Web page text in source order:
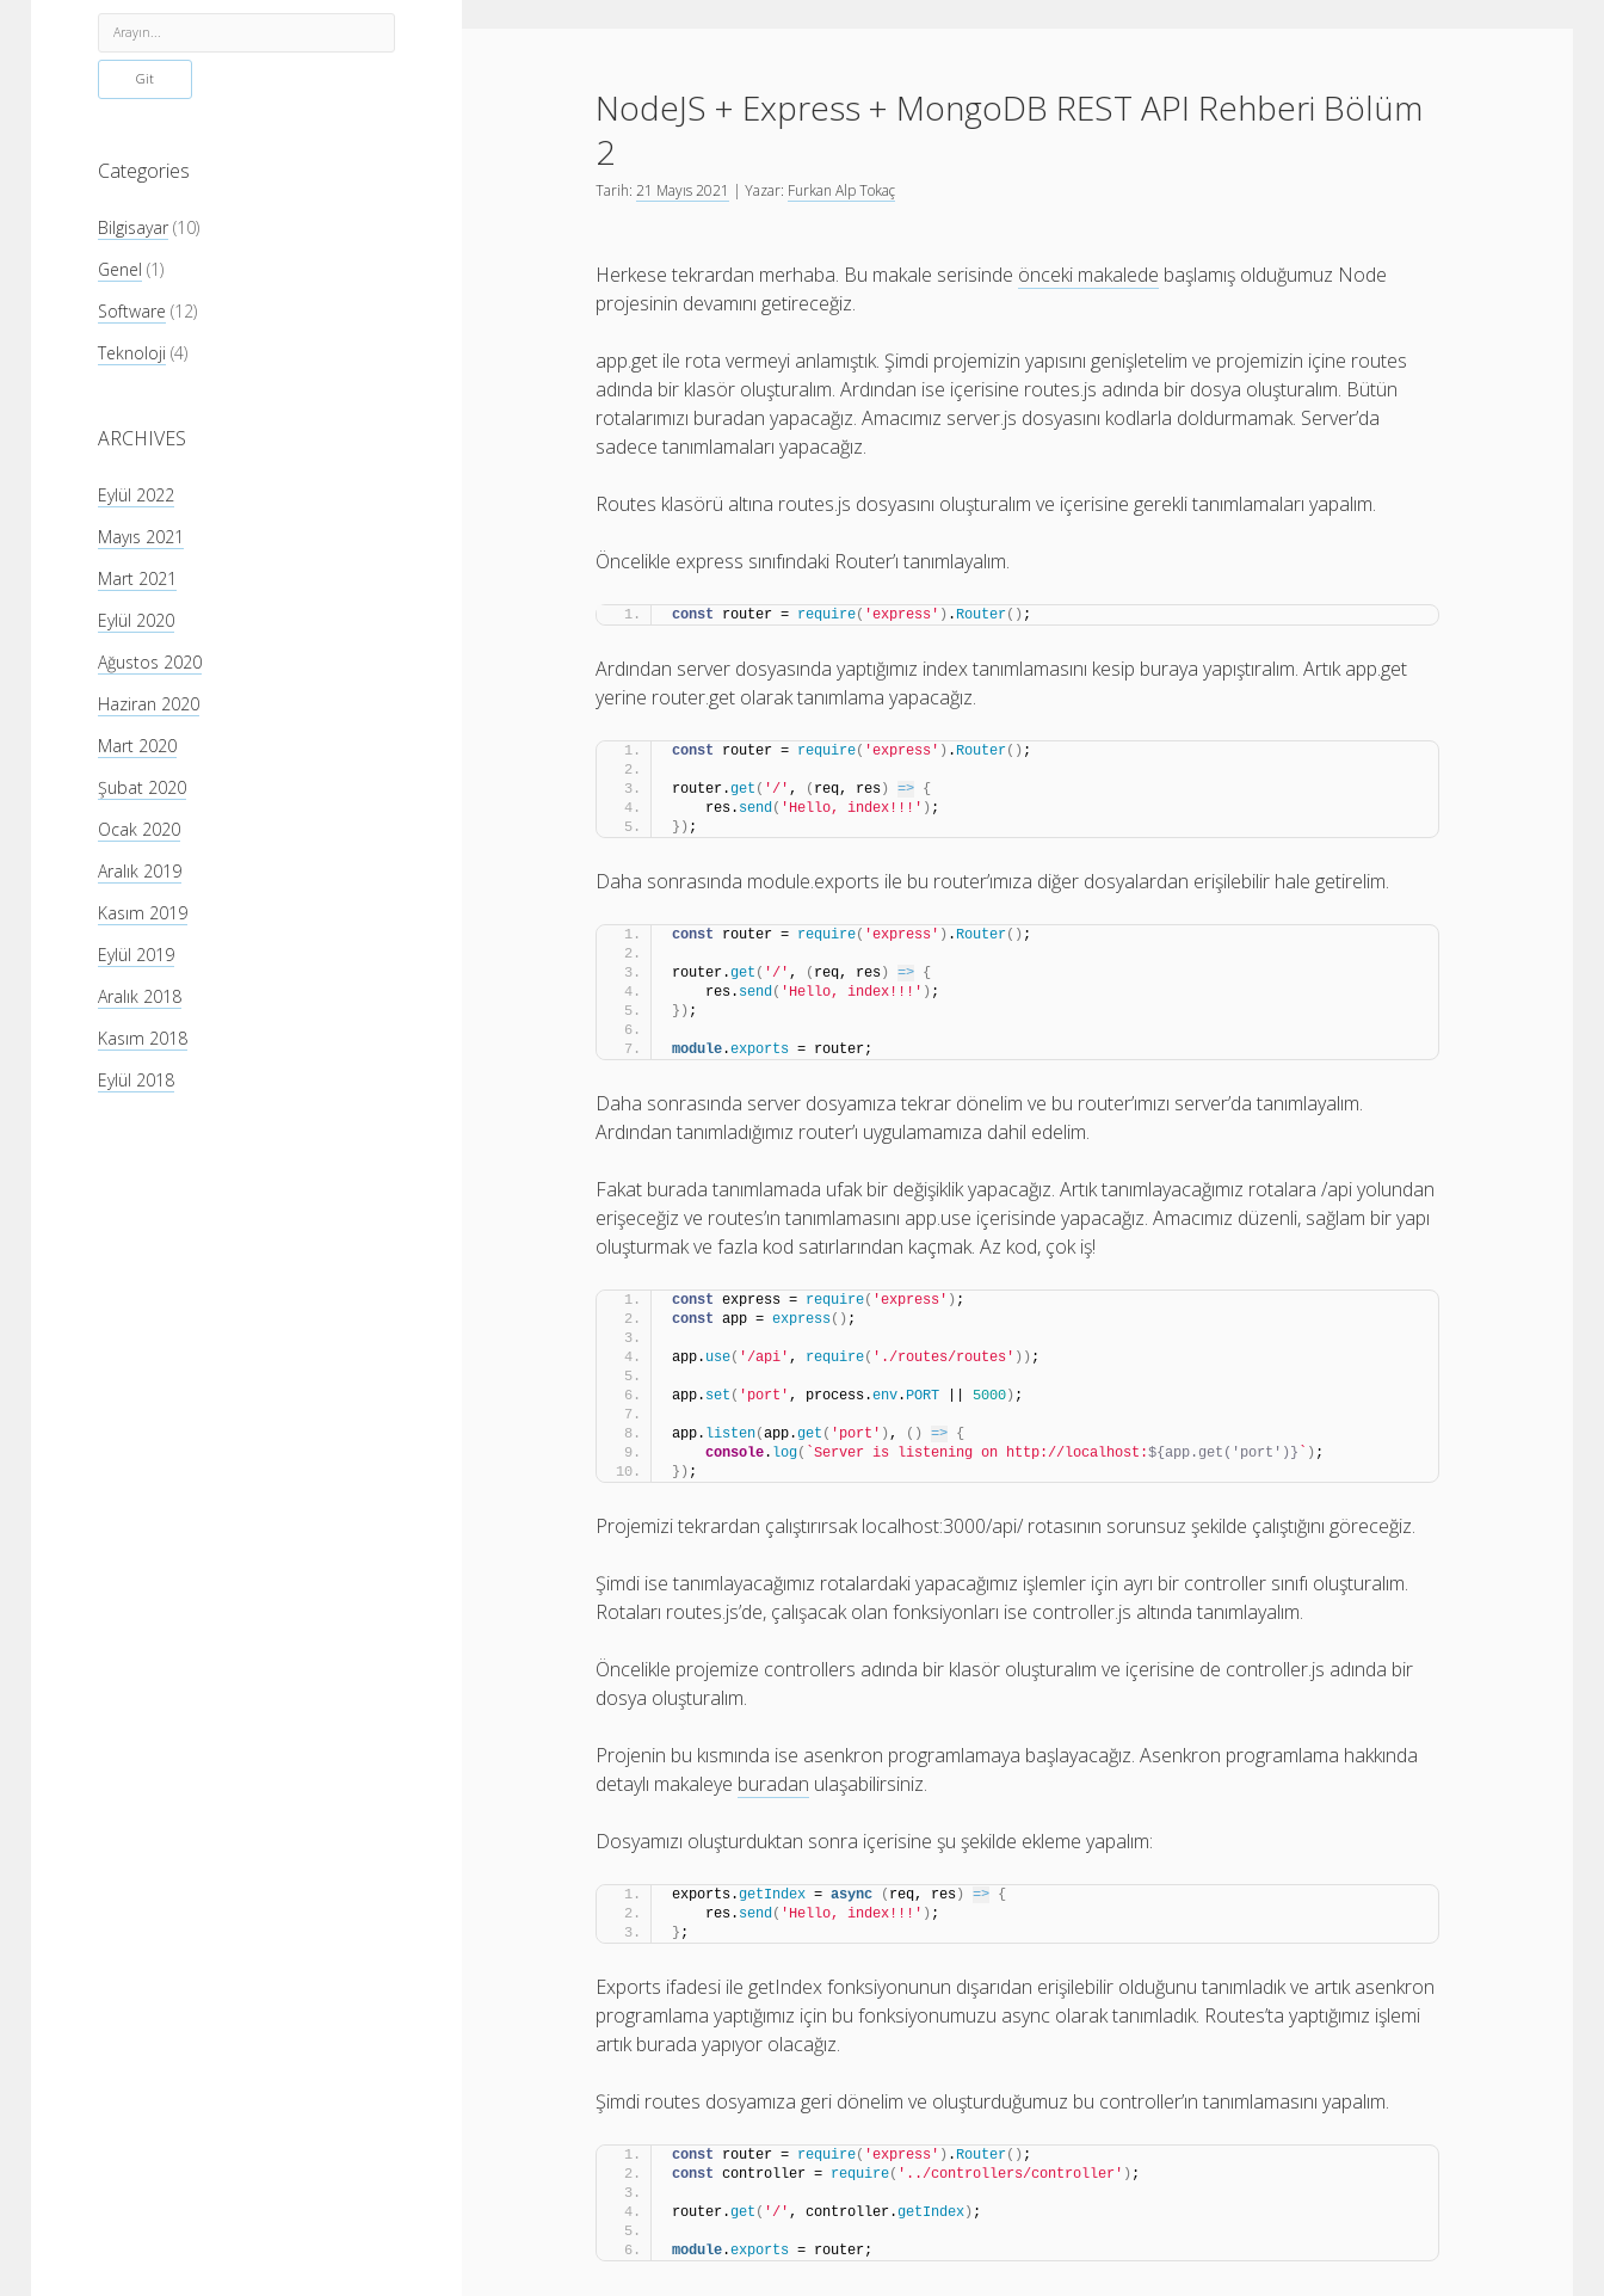
Menü
Ara
Categories
Bilgisayar (10)
Genel (1)
Software (12)
Teknoloji (4)
ARCHIVES
Eylül 2022
Mayıs 2021
Mart 2021
Eylül 2020
Ağustos 2020
Haziran 2020
Mart 2020
Şubat 2020
Ocak 2020
Aralık 2019
Kasım 2019
Eylül 2019
Aralık 2018
Kasım 2018
Eylül 2018
NodeJS + Express + MongoDB REST API Rehberi Bölüm
2
Tarih:21 Mayıs 2021 | Yazar: Furkan Alp Tokaç
Herkese tekrardan merhaba. Bu makale serisinde önceki makalede başlamış olduğumuz Node
projesinin devamını getireceğiz.
app.get ile rota vermeyi anlamıştık. Şimdi projemizin yapısını genişletelim ve projemizin içine routes
adında bir klasör oluşturalım. Ardından ise içerisine routes.js adında bir dosya oluşturalım. Bütün
rotalarımızı buradan yapacağız. Amacımız server.js dosyasını kodlarla doldurmamak. Server’da
sadece tanımlamaları yapacağız.
Routes klasörü altına routes.js dosyasını oluşturalım ve içerisine gerekli tanımlamaları yapalım.
Öncelikle express sınıfındaki Router’ı tanımlayalım.
const router = require( 'express' ) . Router( ) ;
Ardından server dosyasında yaptığımız index tanımlamasını kesip buraya yapıştıralım. Artık app.get
yerine router.get olarak tanımlama yapacağız.
const router = require( 'express' ) . Router( ) ;
router.get ( '/' , ( req, res ) => {
    res.
send( 'Hello, index!!!' ) ;
} ) ;
Daha sonrasında module.exports ile bu router’ımıza diğer dosyalardan erişilebilir hale getirelim.
const router = require( 'express' ) . Router( ) ;
router.get ( '/' , ( req, res ) => {
    res.
send( 'Hello, index!!!' ) ;
} ) ;
module.exports = router;
Daha sonrasında server dosyamıza tekrar dönelim ve bu router’ımızı server’da tanımlayalım.
Ardından tanımladığımız router’ı uygulamamıza dahil edelim.
Fakat burada tanımlamada ufak bir değişiklik yapacağız. Artık tanımlayacağımız rotalara /api yolundan
erişeceğiz ve routes’ın tanımlamasını app.use içerisinde yapacağız. Amacımız düzenli, sağlam bir yapı
oluşturmak ve fazla kod satırlarından kaçmak. Az kod, çok iş!
const express = require( 'express' ) ;
const app = express( ) ;
app. use( '/api' , require( './routes/routes' ) ) ;
app. set ( 'port' , process.env. PORT 5000 ) ;
app. listen(app.get ( 'port' ) , ( ) => {
console. log( `Server is listening on http://localhost:${app.get('port')} ) ;
} ) ;
Projemizi tekrardan çalıştırırsak localhost:3000/api/ rotasının sorunsuz şekilde çalıştığını göreceğiz.
Şimdi ise tanımlayacağımız rotalardaki yapacağımız işlemler için ayrı bir controller sınıfı oluşturalım.
Rotaları routes.js’de, çalışacak olan fonksiyonları ise controller.js altında tanımlayalım.
Öncelikle projemize controllers adında bir klasör oluşturalım ve içerisine de controller.js adında bir
dosya oluşturalım.
Projenin bu kısmında ise asenkron programlamaya başlayacağız. Asenkron programlama hakkında
detaylı makaleye buradan ulaşabilirsiniz.
Dosyamızı oluşturduktan sonra içerisine şu şekilde ekleme yapalım:
exports.getIndex = async ( req, res ) => {
    res.
send( 'Hello, index!!!' ) ;
} ;
Exports ifadesi ile getIndex fonksiyonunun dışarıdan erişilebilir olduğunu tanımladık ve artık asenkron
programlama yaptığımız için bu fonksiyonumuzu async olarak tanımladık. Routes’ta yaptığımız işlemi
artık burada yapıyor olacağız.
Şimdi routes dosyamıza geri dönelim ve oluşturduğumuz bu controller’ın tanımlamasını yapalım.
const router = require( 'express' ) . Router( ) ;
const controller = require( '../controllers/controller' ) ;
router.get ( '/' , controller.getIndex ) ;
module.exports = router;